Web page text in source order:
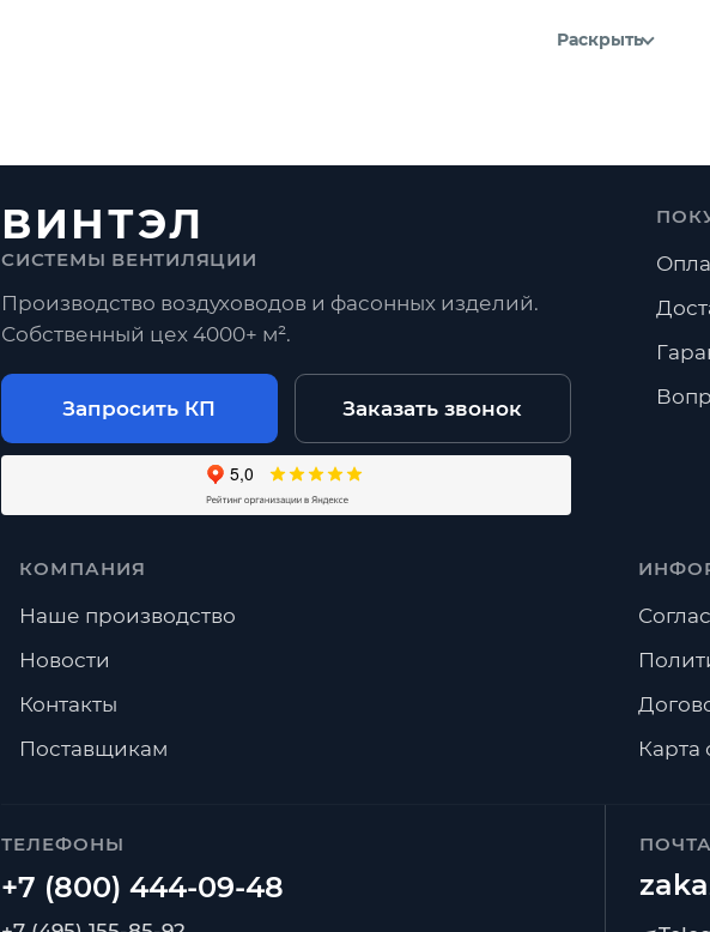
Раскрыть
ВИНТЭЛ
СИСТЕМЫ ВЕНТИЛЯЦИИ
Производство воздуховодов и фасонных изделий.
Собственный цех 4000+ м².
Запросить КП Заказать звонок
ТЕЛЕФОНЫ
КОМПАНИЯ
Наше производство
Новости
Контакты
Поставщикам
Карта